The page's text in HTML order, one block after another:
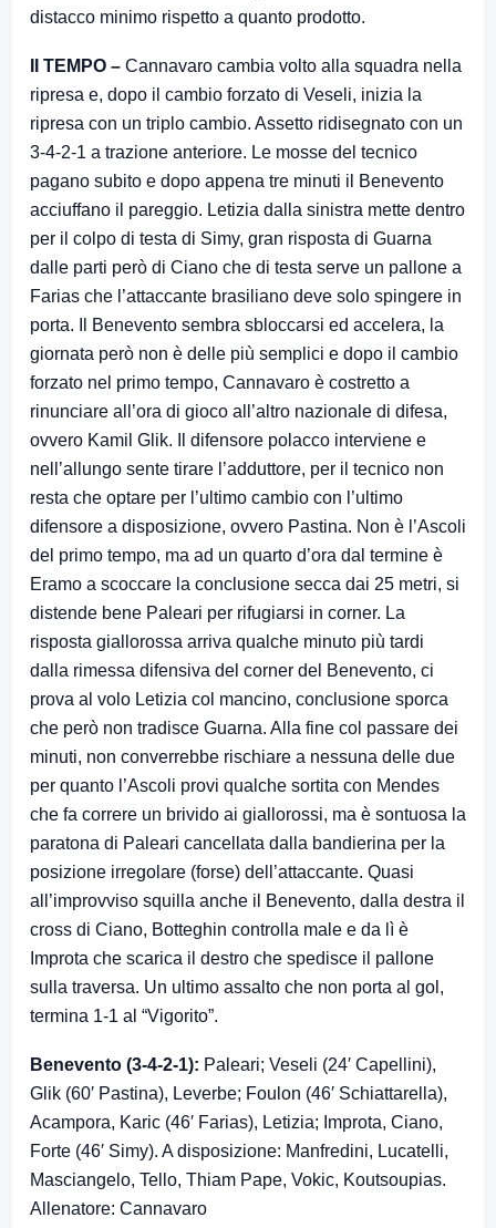
distacco minimo rispetto a quanto prodotto.
II TEMPO – Cannavaro cambia volto alla squadra nella
ripresa e, dopo il cambio forzato di Veseli, inizia la
ripresa con un triplo cambio. Assetto ridisegnato con un
3-4-2-1 a trazione anteriore. Le mosse del tecnico
pagano subito e dopo appena tre minuti il Benevento
acciuffano il pareggio. Letizia dalla sinistra mette dentro
per il colpo di testa di Simy, gran risposta di Guarna
dalle parti però di Ciano che di testa serve un pallone a
Farias che l’attaccante brasiliano deve solo spingere in
porta. Il Benevento sembra sbloccarsi ed accelera, la
giornata però non è delle più semplici e dopo il cambio
forzato nel primo tempo, Cannavaro è costretto a
rinunciare all’ora di gioco all’altro nazionale di difesa,
ovvero Kamil Glik. Il difensore polacco interviene e
nell’allungo sente tirare l’adduttore, per il tecnico non
resta che optare per l’ultimo cambio con l’ultimo
difensore a disposizione, ovvero Pastina. Non è l’Ascoli
del primo tempo, ma ad un quarto d’ora dal termine è
Eramo a scoccare la conclusione secca dai 25 metri, si
distende bene Paleari per rifugiarsi in corner. La
risposta giallorossa arriva qualche minuto più tardi
dalla rimessa difensiva del corner del Benevento, ci
prova al volo Letizia col mancino, conclusione sporca
che però non tradisce Guarna. Alla fine col passare dei
minuti, non converrebbe rischiare a nessuna delle due
per quanto l’Ascoli provi qualche sortita con Mendes
che fa correre un brivido ai giallorossi, ma è sontuosa la
paratona di Paleari cancellata dalla bandierina per la
posizione irregolare (forse) dell’attaccante. Quasi
all’improvviso squilla anche il Benevento, dalla destra il
cross di Ciano, Botteghin controlla male e da lì è
Improta che scarica il destro che spedisce il pallone
sulla traversa. Un ultimo assalto che non porta al gol,
termina 1-1 al “Vigorito”.
Benevento (3-4-2-1): Paleari; Veseli (24′ Capellini),
Glik (60′ Pastina), Leverbe; Foulon (46′ Schiattarella),
Acampora, Karic (46′ Farias), Letizia; Improta, Ciano,
Forte (46′ Simy). A disposizione: Manfredini, Lucatelli,
Masciangelo, Tello, Thiam Pape, Vokic, Koutsoupias.
Allenatore: Cannavaro